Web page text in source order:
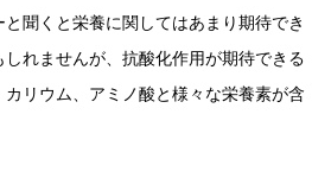
聞くと栄養に関してはあまり期待でき
れませんが、抗酸化作用が期待できる
リウム、アミノ酸と様々な栄養素が含